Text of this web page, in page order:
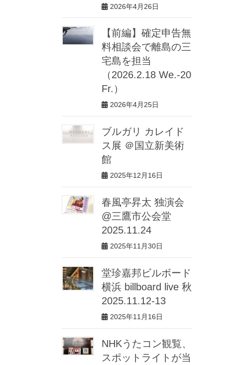
2026年4月26日
【前編】確定申告無
料相談会で離島の三
宅島を担当
（2026.2.18 We.-20
Fr.）
2026年4月25日
ブルガリ カレイド
ス展 ＠国立新美術
館
2025年12月16日
春風亭昇太 独演会
@三鷹市公会堂
2025.11.24
2025年11月30日
堂珍嘉邦ビルボード
横浜 billboard live 秋
2025.11.12-13
2025年11月16日
NHKうたコン観覧、
スポットライトが当